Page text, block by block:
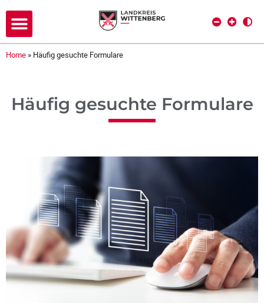
Home » Häufig gesuchte Formulare
Häufig gesuchte Formulare